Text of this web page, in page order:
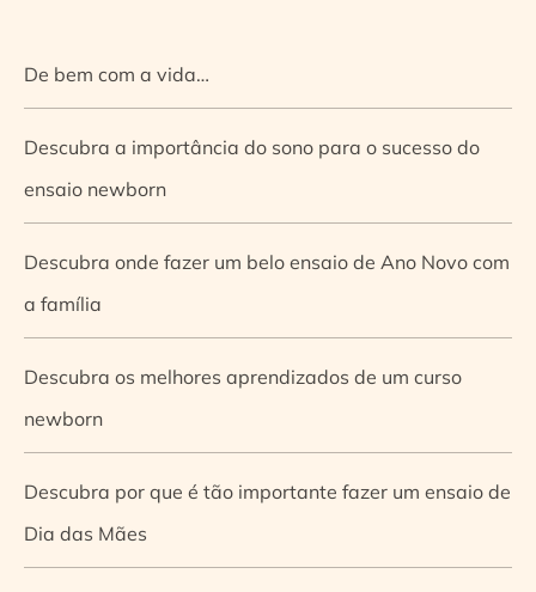
De bem com a vida…
Descubra a importância do sono para o sucesso do
ensaio newborn
Descubra onde fazer um belo ensaio de Ano Novo com
a família
Descubra os melhores aprendizados de um curso
newborn
Descubra por que é tão importante fazer um ensaio de
Dia das Mães